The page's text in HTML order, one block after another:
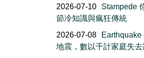
2026-07-10
Stampede
節冷知識與瘋狂傳統
2026-07-08
地震，數以千計家庭失去